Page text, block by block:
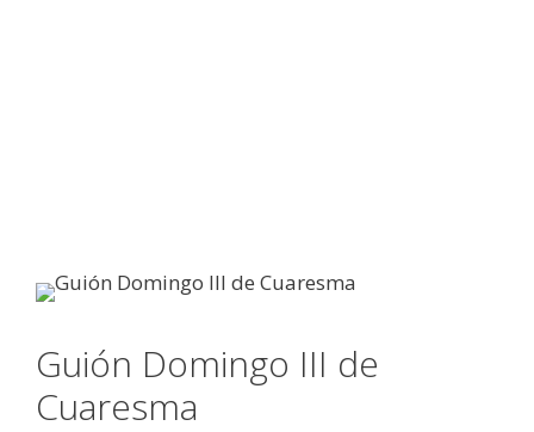
Guión Domingo III de
Cuaresma